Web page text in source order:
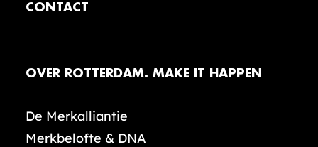
CONTACT
OVER ROTTERDAM. MAKE IT HAPPEN
De Merkalliantie
Merkbelofte & DNA